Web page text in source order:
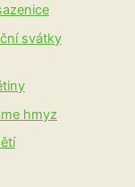
svátky
hmyz